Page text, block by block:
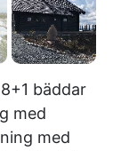
bäddar
med
med